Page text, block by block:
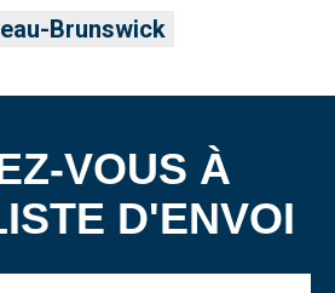
Brunswick
VOUS À
D'ENVOI